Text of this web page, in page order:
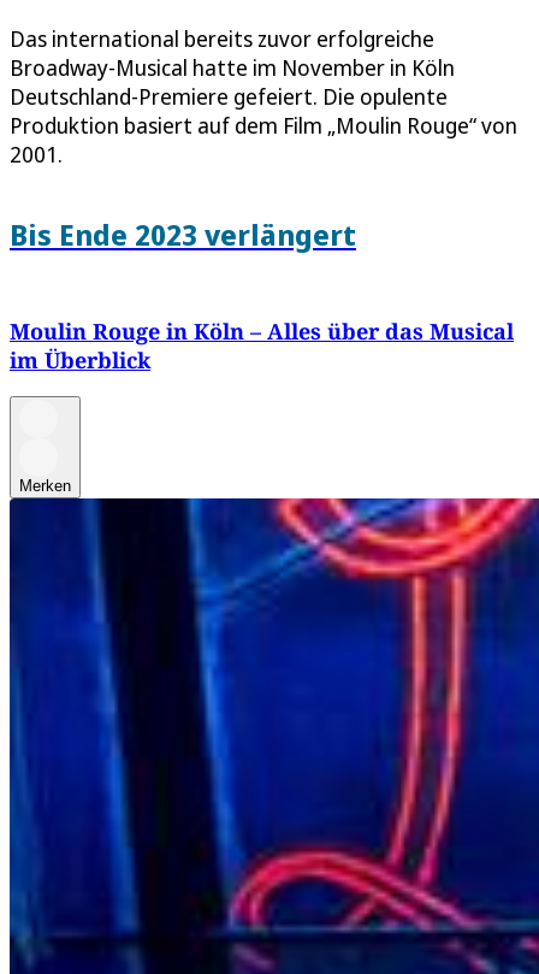
Das international bereits zuvor erfolgreiche
Broadway-Musical hatte im November in Köln
Deutschland-Premiere gefeiert. Die opulente
Produktion basiert auf dem Film „Moulin Rouge“ von
2001.
Bis Ende 2023 verlängert
Moulin Rouge in Köln – Alles über das Musical
im Überblick
Merken